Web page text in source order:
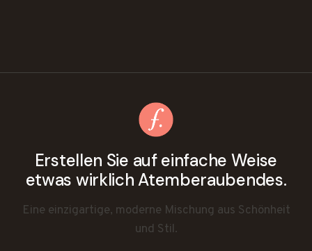
Erstellen Sie auf einfache Weise
etwas wirklich Atemberaubendes.
Eine einzigartige, moderne Mischung aus Schönheit
und Stil.